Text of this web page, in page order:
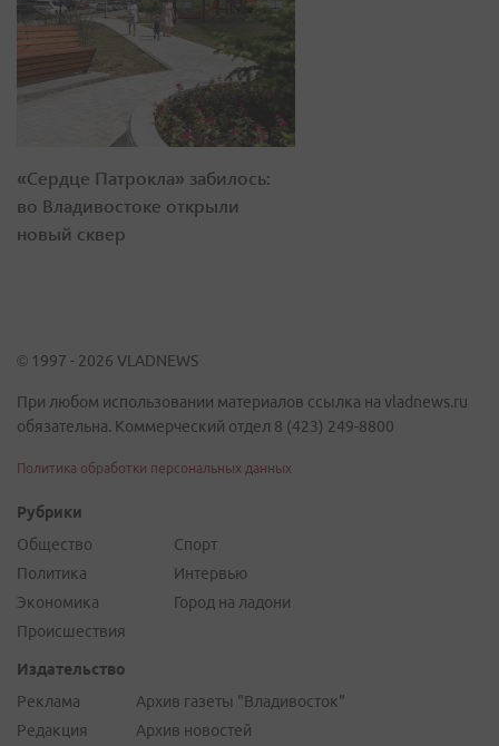
«Сердце Патрокла» забилось:
во Владивостоке открыли
новый сквер
© 1997 - 2026 VLADNEWS
При любом использовании материалов ссылка на vladnews.ru
обязательна. Коммерческий отдел 8 (423) 249-8800
Политика обработки персональных данных
Рубрики
Общество
Политика
Экономика
Происшествия
Спорт
Интервью
Город на ладони
Издательство
Реклама
Редакция
Архив газеты "Владивосток"
Архив новостей